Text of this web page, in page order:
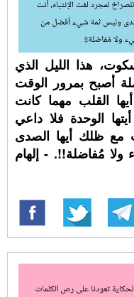
هذا الليل الذي
أصبح بمرور الوقت
القلب مهما كانت
الوحدة فلا داعي
مع ظلك أيها الصدى
مُفاضلة!!. - إلهام